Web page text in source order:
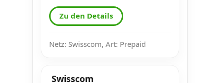
Zu den Details
Netz: Swisscom, Art: Prepaid
Swisscom